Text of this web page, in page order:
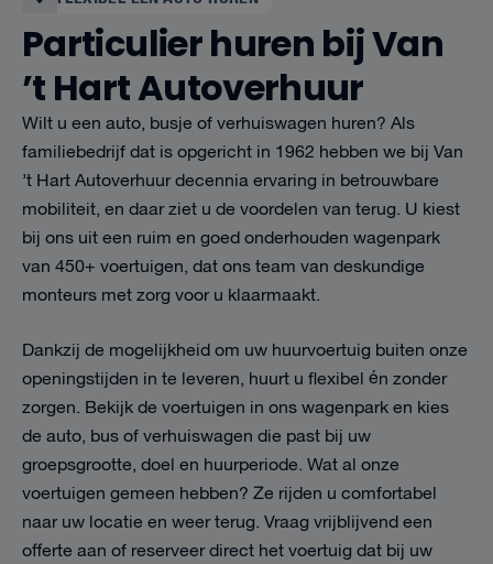
Particulier huren bij Van
’t Hart Autoverhuur
Wilt u een auto, busje of verhuiswagen huren? Als
familiebedrijf dat is opgericht in 1962 hebben we bij Van
’t Hart Autoverhuur decennia ervaring in betrouwbare
mobiliteit, en daar ziet u de voordelen van terug. U kiest
bij ons uit een ruim en goed onderhouden wagenpark
van 450+ voertuigen, dat ons team van deskundige
monteurs met zorg voor u klaarmaakt.
Dankzij de mogelijkheid om uw huurvoertuig buiten onze
openingstijden in te leveren, huurt u flexibel én zonder
zorgen. Bekijk de voertuigen in ons wagenpark en kies
de auto, bus of verhuiswagen die past bij uw
groepsgrootte, doel en huurperiode. Wat al onze
voertuigen gemeen hebben? Ze rijden u comfortabel
naar uw locatie en weer terug. Vraag vrijblijvend een
offerte aan of reserveer direct het voertuig dat bij uw